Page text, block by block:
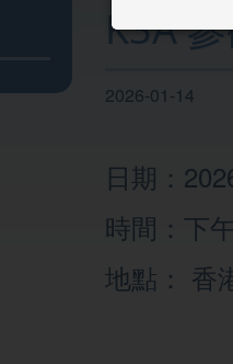
K3A
2026-01-14
日期：
時間：下
地點： 香